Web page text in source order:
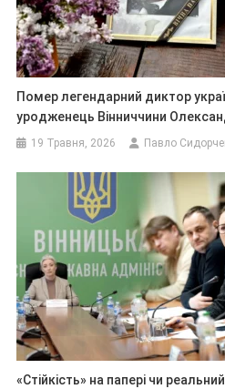
Помер легендарний диктор
уродженець Вінниччини
19 Травня, 2026 Павло
«Стійкість» на папері чи